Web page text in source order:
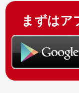
まずはア